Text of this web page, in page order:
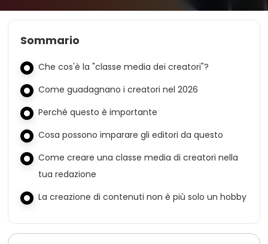
Sommario
Che cos'è la "classe media dei creatori"?
Come guadagnano i creatori nel 2026
Perché questo è importante
Cosa possono imparare gli editori da questo
Come creare una classe media di creatori nella
tua redazione
La creazione di contenuti non è più solo un hobby